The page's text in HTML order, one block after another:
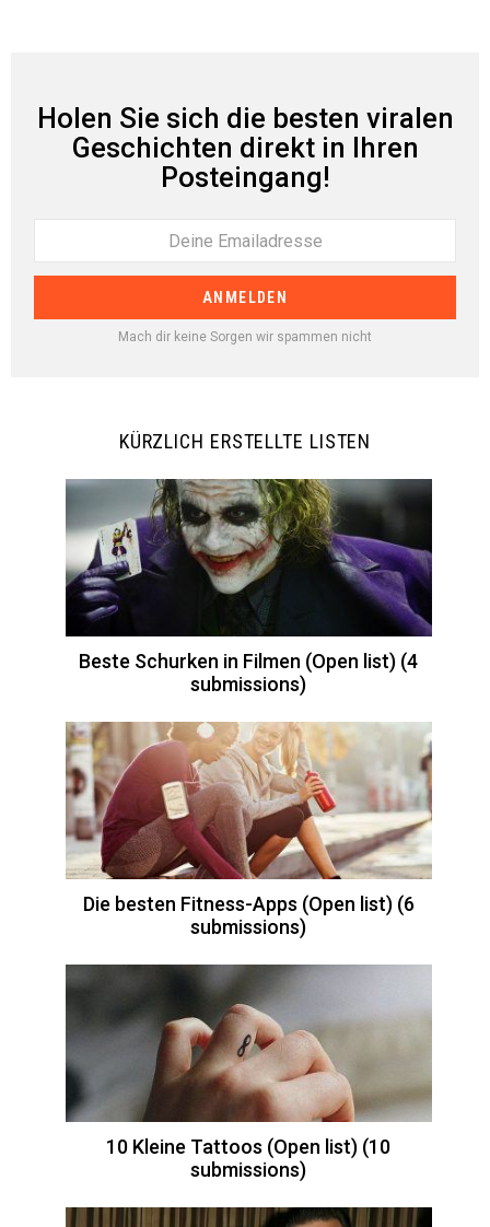
Holen Sie sich die besten viralen
Geschichten direkt in Ihren
Posteingang!
Mach dir keine Sorgen wir spammen nicht
KÜRZLICH ERSTELLTE LISTEN
Beste Schurken in Filmen (Open list) (4
submissions)
Die besten Fitness-Apps (Open list) (6
submissions)
10 Kleine Tattoos (Open list) (10
submissions)